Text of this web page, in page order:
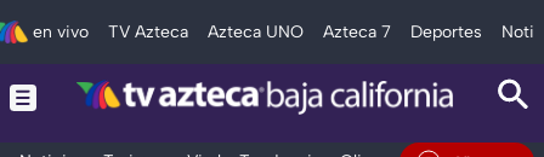
en vivo TV Azteca Azteca UNO Azteca 7 Deportes